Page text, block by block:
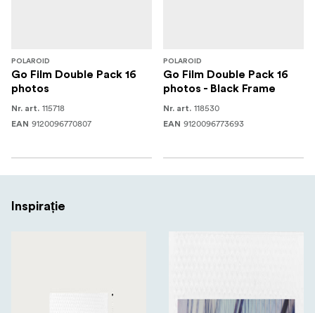
POLAROID
Go Film Double Pack 16
photos
Nr. art. 115718
EAN 9120096770807
POLAROID
Go Film Double Pack 16
photos - Black Frame
Nr. art. 118530
EAN 9120096773693
Inspirație